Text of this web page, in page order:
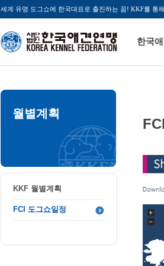
세계 유명 도그쇼에 한국대표로 출진하는 꿈! KKF를 통
한국
월별계획
KKF 월별계획
FCI 도그쇼일정